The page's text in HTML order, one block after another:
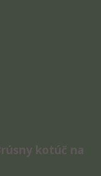
kotúč na